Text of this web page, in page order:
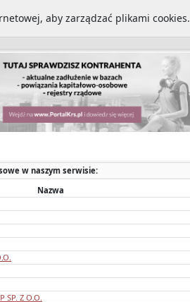
cookies
w naszym serwisie:
Nazwa
SP. Z O.O.
aby zarządzać plikami cookies.